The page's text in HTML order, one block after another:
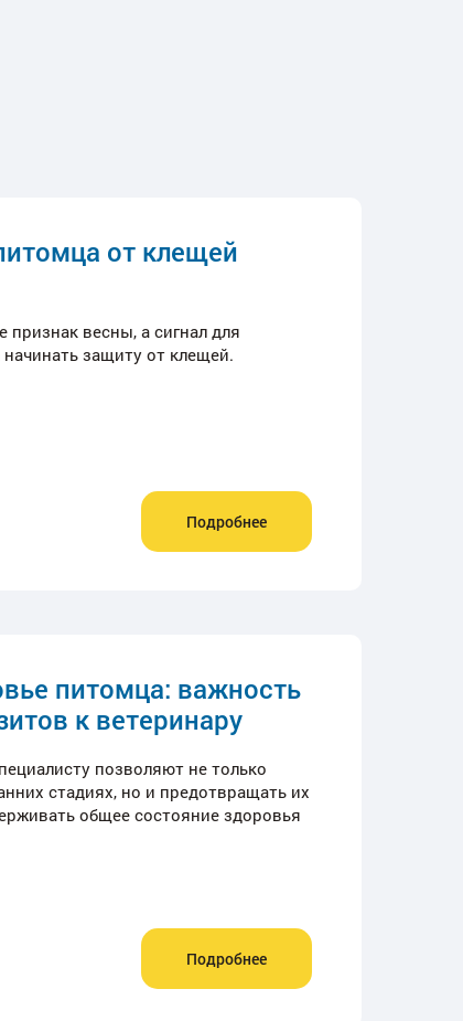
от клещей
весны, а сигнал для
защиту от клещей.
Подробнее
питомца: важность
к ветеринару
позволяют не только
стадиях, но и предотвращать их
общее состояние здоровья
Подробнее